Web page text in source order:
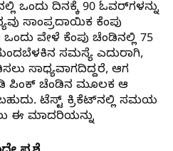
ಒಂದು ದಿನಕ್ಕೆ 90 ಓವರ್‌ಗಳನ್ನು
ಸಾಂಪ್ರದಾಯಿಕ ಕೆಂಪು
ವೇಳೆ ಕೆಂಪು ಚೆಂಡಿನಲ್ಲಿ 75
ಸಮಸ್ಯೆ ಎದುರಾಗಿ,
ಸಾಧ್ಯವಾಗದಿದ್ದರೆ, ಆಗ
ಪಿಂಕ್ ಚೆಂಡಿನ ಮೂಲಕ ಆ
ಟೆಸ್ಟ್ ಕ್ರಿಕೆಟ್‌ನಲ್ಲಿ ಸಮಯ
ಈ ಮಾದರಿಯನ್ನು